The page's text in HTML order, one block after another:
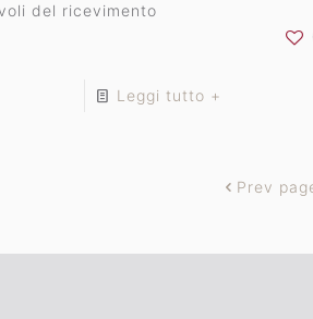
del ricevimento
Leggi tutto +
Prev